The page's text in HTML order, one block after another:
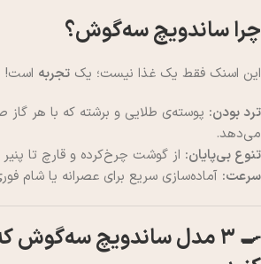
چرا ساندویچ سه‌گوش؟
این اسنک فقط یک غذا نیست؛ یک تجربه است!
ترد بودن: پوسته‌ی طلایی و برشته که با هر
می‌دهد.
تنوع بی‌پایان: از گوشت چرخ‌کرده و قارچ تا
سرعت: آماده‌سازی سریع برای عصرانه یا شام
🍳 ۳ مدل ساندویچ سه‌گوش